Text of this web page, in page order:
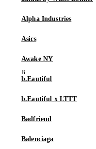
Alpha Industries
Asics
Awake NY
b.Eautiful
b.Eautiful x LTTT
Badfriend
Balenciaga